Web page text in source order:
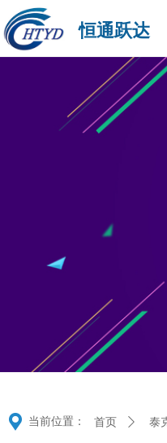
恒通跃达
끇 当前位置： 首页 ꄲ 泰